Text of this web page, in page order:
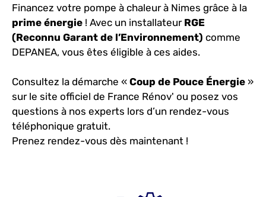
Financez votre pompe à chaleur à Nimes grâce à la
prime énergie ! Avec un installateur RGE
(Reconnu Garant de l’Environnement) comme
DEPANEA, vous êtes éligible à ces aides.
Consultez la démarche « Coup de Pouce Énergie »
sur le site officiel de France Rénov' ou posez vos
questions à nos experts lors d’un rendez-vous
téléphonique gratuit.
Prenez rendez-vous dès maintenant !